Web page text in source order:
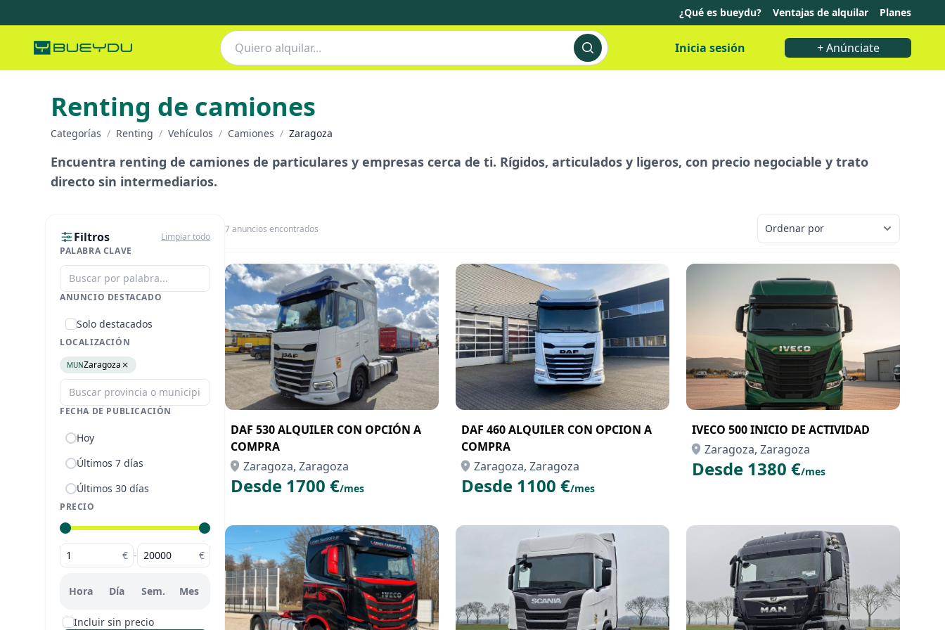
¿Qué es bueydu? Ventajas de alquilar Planes
Inicia sesión + Anúnciate
Renting de camiones
Categorías / Renting / Vehículos / Camiones / Zaragoza
Encuentra renting de camiones de particulares y empresas cerca de ti. Rígidos, articulados y ligeros, con precio negociable y trato
directo sin intermediarios.
Filtros
Limpiar todo
PALABRA CLAVE
ANUNCIO DESTACADO
Solo destacados
LOCALIZACIÓN
MUNZaragoza
FECHA DE PUBLICACIÓN
Hoy
Últimos 7 días
Últimos 30 días
PRECIO
€ - €
Hora Día Sem. Mes
Incluir sin precio
7anuncios encontrados
DAF 530 ALQUILER CON OPCIÓN A
COMPRA
Zaragoza, Zaragoza
Desde 1700 €/mes
DAF 460 ALQUILER CON OPCION A
COMPRA
Zaragoza, Zaragoza
Desde 1100 €/mes
IVECO 500 INICIO DE ACTIVIDAD
Zaragoza, Zaragoza
Desde 1380 €/mes